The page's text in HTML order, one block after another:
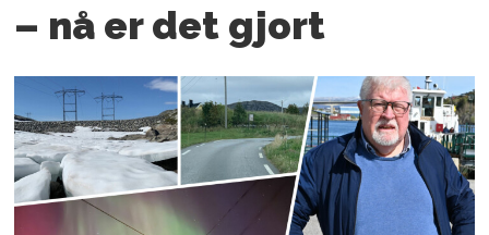
– nå er det gjort